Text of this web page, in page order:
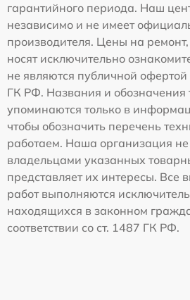
гарантийного периода. Наш
независимо и не имеет
производителя. Цены на
носят исключительно
не являются публичной офертой
ГК РФ. Названия и обозначения
упоминаются только в
чтобы обозначить перечень
работаем. Наша организация
владельцами указанных
представляет их интересы. Все
работ выполняются
находящихся в законном
соответствии со ст. 1487 ГК РФ.